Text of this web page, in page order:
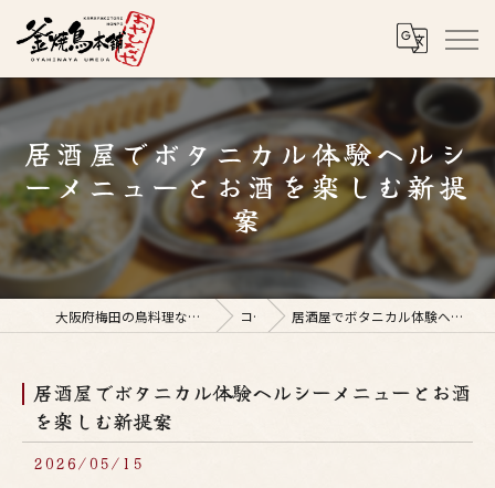
居酒屋でボタニカル体験ヘルシ
ーメニューとお酒を楽しむ新提
案
大阪府梅田の鳥料理なら釜焼鳥本舗おやひなや 梅田店 コラム 居酒屋でボタニカル体験ヘルシーメニューとお酒を楽しむ新提案
居酒屋でボタニカル体験ヘルシーメニューとお酒
を楽しむ新提案
2026/05/15